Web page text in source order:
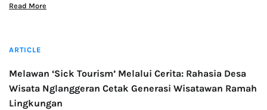
Read More
ARTICLE
Melawan ‘Sick Tourism’ Melalui Cerita: Rahasia Desa
Wisata Nglanggeran Cetak Generasi Wisatawan Ramah
Lingkungan